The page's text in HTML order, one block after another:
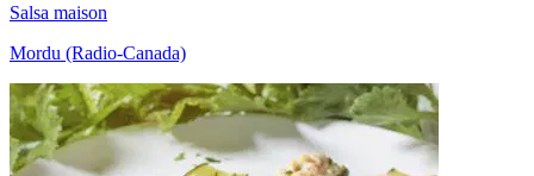
Salsa maison
Mordu (Radio-Canada)